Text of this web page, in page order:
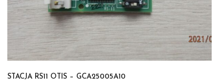
STACJA RS11 OTIS – GCA25005A10